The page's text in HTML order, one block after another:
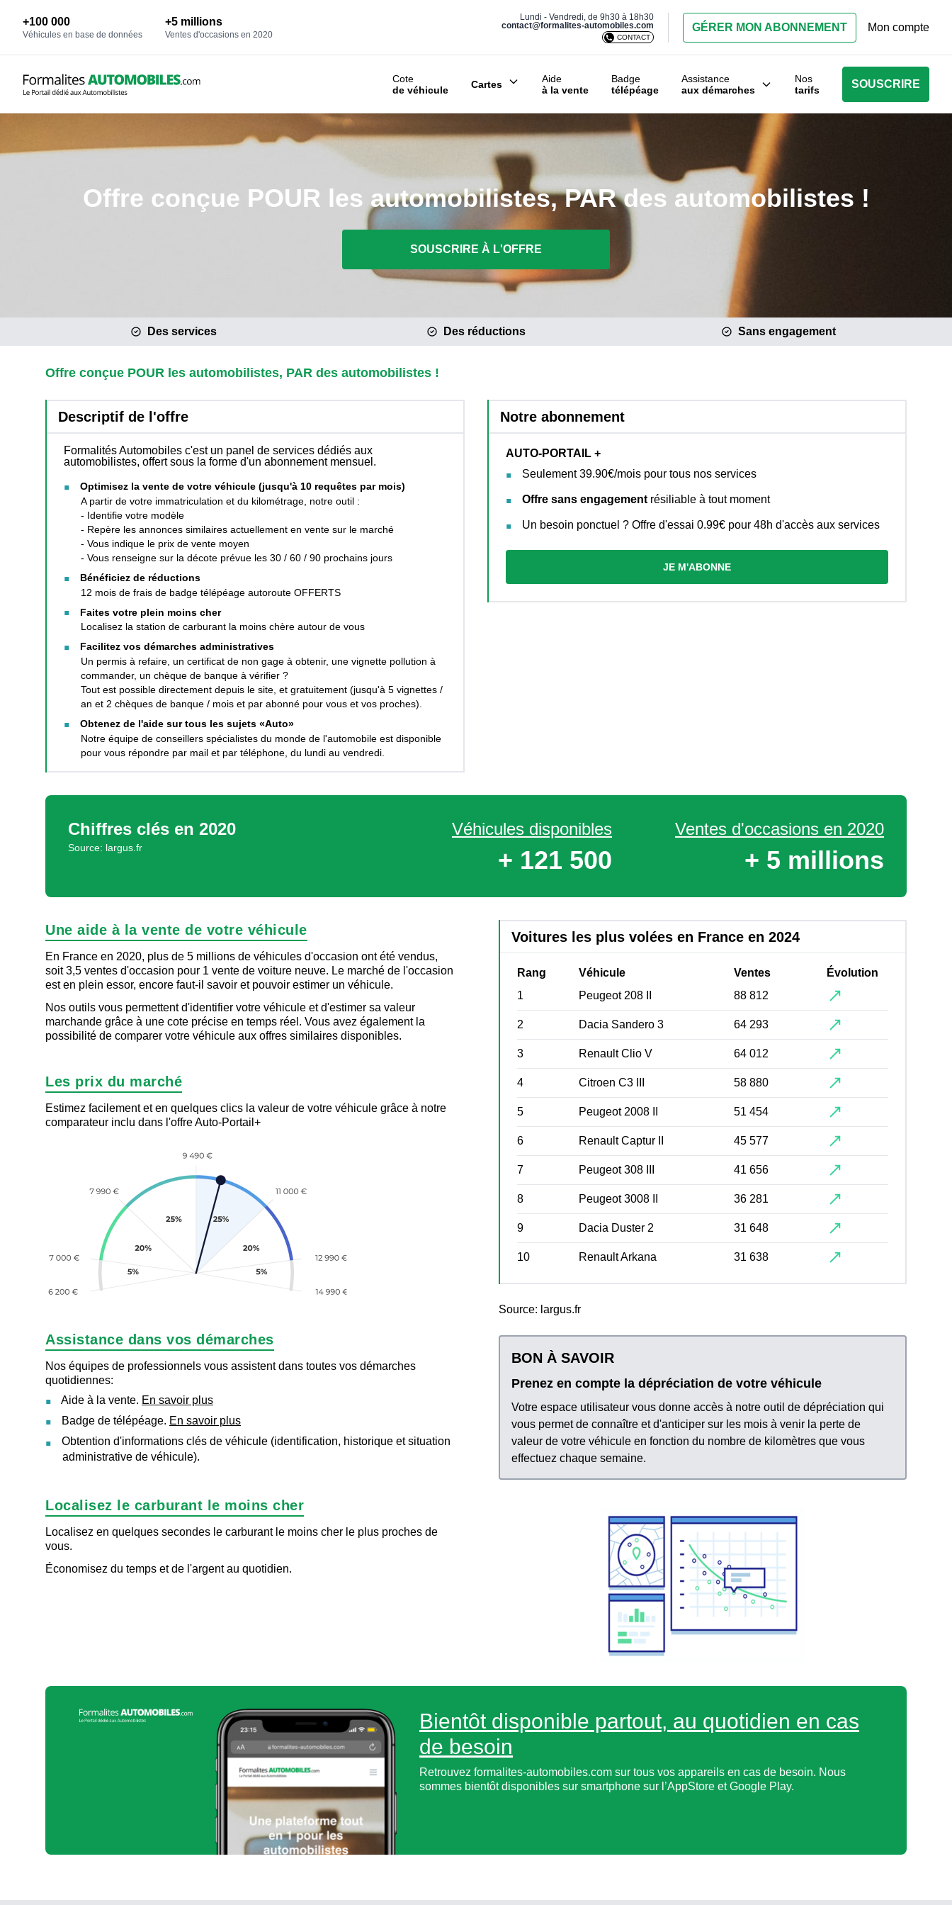
+100 000
Véhicules en base de données
+5 millions
Ventes d'occasions en 2020
Lundi - Vendredi, de 9h30 à 18h30
contact@formalites-automobiles.com
CONTACT
GÉRER MON ABONNEMENT Mon compte
Cote
de véhicule
Cartes
Aide
à la vente
Badge
télépéage
Assistance
aux démarches
Nos
tarifs
SOUSCRIRE
Offre conçue POUR les automobilistes, PAR des automobilistes !
SOUSCRIRE À L'OFFRE
Des services Des réductions Sans engagement
Offre conçue POUR les automobilistes, PAR des automobilistes !
Descriptif de l'offre
Formalités Automobiles c'est un panel de services dédiés aux
automobilistes, offert sous la forme d'un abonnement mensuel.
Optimisez la vente de votre véhicule (jusqu'à 10 requêtes par mois)
A partir de votre immatriculation et du kilométrage, notre outil :
- Identifie votre modèle
- Repère les annonces similaires actuellement en vente sur le marché
- Vous indique le prix de vente moyen
- Vous renseigne sur la décote prévue les 30 / 60 / 90 prochains jours
Bénéficiez de réductions
12 mois de frais de badge télépéage autoroute OFFERTS
Faites votre plein moins cher
Localisez la station de carburant la moins chère autour de vous
Facilitez vos démarches administratives
Un permis à refaire, un certificat de non gage à obtenir, une vignette pollution à
commander, un chèque de banque à vérifier ?
Tout est possible directement depuis le site, et gratuitement (jusqu'à 5 vignettes /
an et 2 chèques de banque / mois et par abonné pour vous et vos proches).
Obtenez de l'aide sur tous les sujets «Auto»
Notre équipe de conseillers spécialistes du monde de l'automobile est disponible
pour vous répondre par mail et par téléphone, du lundi au vendredi.
Notre abonnement
AUTO-PORTAIL +
Seulement 39.90€/mois pour tous nos services
Offre sans engagement résiliable à tout moment
Un besoin ponctuel ? Offre d'essai 0.99€ pour 48h d'accès aux services
JE M'ABONNE
Chiffres clés en 2020
Source: largus.fr
Véhicules disponibles
+ 121 500
Ventes d'occasions en 2020
+ 5 millions
Une aide à la vente de votre véhicule
En France en 2020, plus de 5 millions de véhicules d'occasion ont été vendus,
soit 3,5 ventes d'occasion pour 1 vente de voiture neuve. Le marché de l'occasion
est en plein essor, encore faut-il savoir et pouvoir estimer un véhicule.
Nos outils vous permettent d'identifier votre véhicule et d'estimer sa valeur
marchande grâce à une cote précise en temps réel. Vous avez également la
possibilité de comparer votre véhicule aux offres similaires disponibles.
Les prix du marché
Estimez facilement et en quelques clics la valeur de votre véhicule grâce à notre
comparateur inclu dans l'offre Auto-Portail+
Assistance dans vos démarches
Nos équipes de professionnels vous assistent dans toutes vos démarches
quotidiennes:
Aide à la vente. En savoir plus
Badge de télépéage. En savoir plus
Obtention d'informations clés de véhicule (identification, historique et situation
administrative de véhicule).
Localisez le carburant le moins cher
Localisez en quelques secondes le carburant le moins cher le plus proches de
vous.
Économisez du temps et de l'argent au quotidien.
Voitures les plus volées en France en 2024
Rang Véhicule Ventes
Évolution
1
Peugeot 208 II 88 812
2 Dacia Sandero 3 64 293
3 Renault Clio V 64 012
4 Citroen C3 III 58 880
5 Peugeot 2008 II 51 454
6 Renault Captur II 45 577
7 Peugeot 308 III 41 656
8 Peugeot 3008 II 36 281
9 Dacia Duster 2 31 648
10 Renault Arkana 31 638
Source: largus.fr
BON À SAVOIR
Prenez en compte la dépréciation de votre véhicule
Votre espace utilisateur vous donne accès à notre outil de dépréciation qui
vous permet de connaître et d'anticiper sur les mois à venir la perte de
valeur de votre véhicule en fonction du nombre de kilomètres que vous
effectuez chaque semaine.
Bientôt disponible partout, au quotidien en cas
de besoin
Retrouvez formalites-automobiles.com sur tous vos appareils en cas de besoin. Nous
sommes bientôt disponibles sur smartphone sur l’AppStore et Google Play.